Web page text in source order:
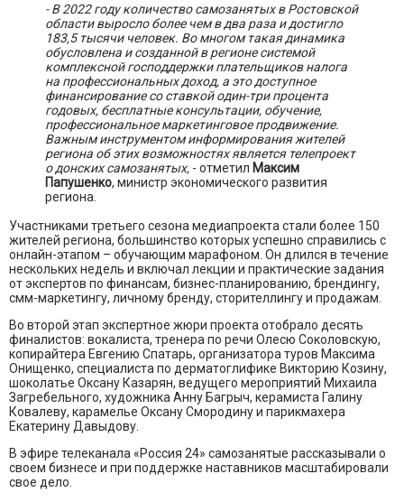
- В 2022 году количество самозанятых в Ростовской
области выросло более чем в два раза и достигло
183,5 тысячи человек. Во многом такая динамика
обусловлена и созданной в регионе системой
комплексной господдержки плательщиков налога
на профессиональных доход, а это доступное
финансирование со ставкой один-три процента
годовых, бесплатные консультации, обучение,
профессиональное маркетинговое продвижение.
Важным инструментом информирования жителей
региона об этих возможностях является телепроект
о донских самозанятых, - отметил Максим
Папушенко, министр экономического развития
региона.
Участниками третьего сезона медиапроекта стали более 150
жителей региона, большинство которых успешно справились с
онлайн-этапом – обучающим марафоном. Он длился в течение
нескольких недель и включал лекции и практические задания
от экспертов по финансам, бизнес-планированию, брендингу,
смм-маркетингу, личному бренду, сторителлингу и продажам.
Во второй этап экспертное жюри проекта отобрало десять
финалистов: вокалиста, тренера по речи Олесю Соколовскую,
копирайтера Евгению Спатарь, организатора туров Максима
Онищенко, специалиста по дерматоглифике Викторию Козину,
шоколатье Оксану Казарян, ведущего мероприятий Михаила
Загребельного, художника Анну Багрыч, керамиста Галину
Ковалеву, карамелье Оксану Смородину и парикмахера
Екатерину Давыдову.
В эфире телеканала «Россия 24» самозанятые рассказывали о
своем бизнесе и при поддержке наставников масштабировали
свое дело.